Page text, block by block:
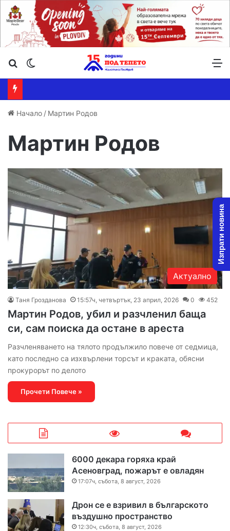
Търсене ...
Начало / Мартин Родов
Мартин Родов
Актуално
Таня Грозданова 15:57ч, четвъртък, 23 април, 2026 0 452
Мартин Родов, убил и разчленил баща
си, сам поиска да остане в ареста
Разчленяването на тялото продължило повече от седмица,
като последно са изхвърлени торсът и краката, обясни
прокурорът по делото
Прочети Повече »
6000 декара горяха край
Асеновград, пожарът е овладян
17:07ч, събота, 8 август, 2026
Дрон се е взривил в българското
въздушно пространство
12:30ч, събота, 8 август, 2026
Изпрати новина